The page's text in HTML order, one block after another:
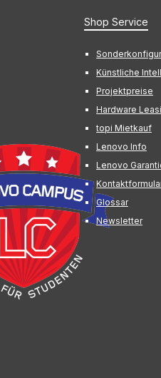
Shop Service
Künstliche
Projektpreise
Hardware
topi Mietkauf
Lenovo Info
Lenovo
Glossar
Newsletter